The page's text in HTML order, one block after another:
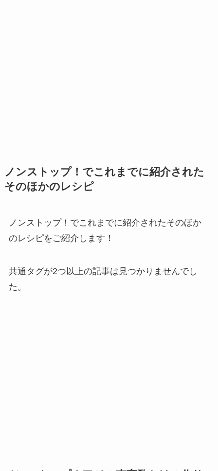
ノンストップ！でこれまでに紹介された
そのほかのレシピ
ノンストップ！でこれまでに紹介されたそのほか
のレシピをご紹介します！
共通タグが2つ以上の記事は見つかりませんでし
た。